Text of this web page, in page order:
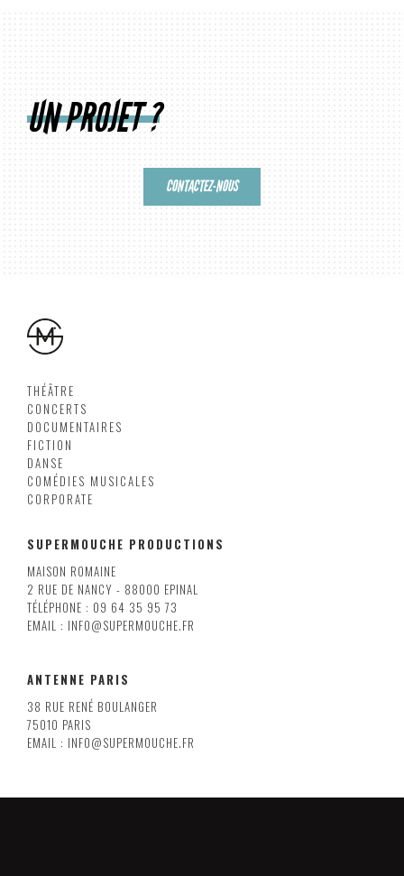
UN PROJET ?
CONTACTEZ-NOUS
THÉÂTRE
CONCERTS
DOCUMENTAIRES
FICTION
DANSE
COMÉDIES MUSICALES
CORPORATE
SUPERMOUCHE PRODUCTIONS
MAISON ROMAINE
2 RUE DE NANCY - 88000 EPINAL
TÉLÉPHONE : 09 64 35 95 73
EMAIL : INFO@SUPERMOUCHE.FR
ANTENNE PARIS
38 RUE RENÉ BOULANGER
75010 PARIS
EMAIL : INFO@SUPERMOUCHE.FR